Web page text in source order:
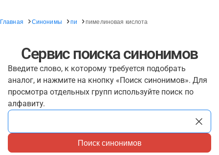
Главная Синонимы пи пимелиновая кислота
Сервис поиска синонимов
Введите слово, к которому требуется подобрать
аналог, и нажмите на кнопку «Поиск синонимов». Для
просмотра отдельных групп используйте поиск по
алфавиту.
Поиск синонимов